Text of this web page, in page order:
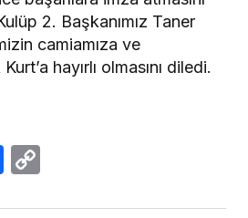
2. Başkanımız Taner
camiamıza ve
hayırlı olmasını diledi.
Facebook